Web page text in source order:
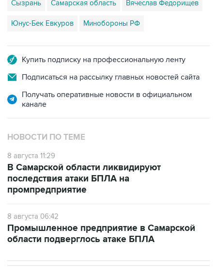
Сызрань Самарская область Вячеслав Федорищев
Юнус-Бек Евкуров Минобороны РФ
Купить подписку на профессиональную ленту
Подписаться на рассылку главных новостей сайта
Получать оперативные новости в официальном
канале
НОВОСТИ ПО ТЕМЕ
8 августа 11:29
В Самарской области ликвидируют
последствия атаки БПЛА на
промпредприятие
8 августа 06:42
Промышленное предприятие в Самарской
области подверглось атаке БПЛА